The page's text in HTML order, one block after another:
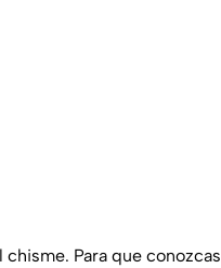
Para que conozcas